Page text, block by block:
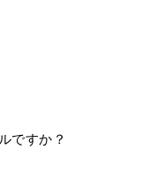
ですか？